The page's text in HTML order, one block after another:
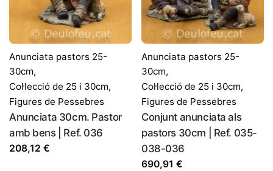
Anunciata pastors 25-
30cm,
Col·lecció de 25 i 30cm,
Figures de Pessebres
Anunciata 30cm. Pastor
amb bens | Ref. 036
208,12 €
Anunciata pastors 25-
30cm,
Col·lecció de 25 i 30cm,
Figures de Pessebres
Conjunt anunciata als
pastors 30cm | Ref. 035-
038-036
690,91 €